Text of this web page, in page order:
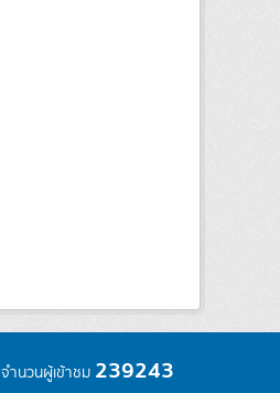
จำนวนผู้เข้าชม 239243